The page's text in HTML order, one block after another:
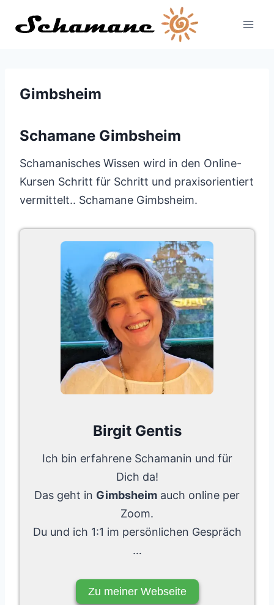
Inhalt
Gimbsheim
Schamane Gimbsheim
Schamanisches Wissen wird in den Online-
Kursen Schritt für Schritt und praxisorientiert
vermittelt.. Schamane Gimbsheim.
Birgit Gentis
Ich bin erfahrene Schamanin und für
Dich da!
Das geht in Gimbsheim auch online per
Zoom.
Du und ich 1:1 im persönlichen Gespräch
…
Zu meiner Webseite